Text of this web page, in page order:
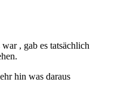
, gab es tatsächlich
hin was daraus